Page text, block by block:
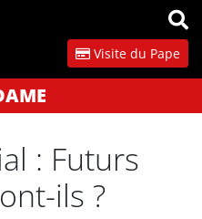
Visite du Pape
: Futurs
ils ?